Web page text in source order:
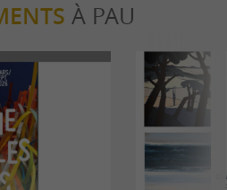
À PAU